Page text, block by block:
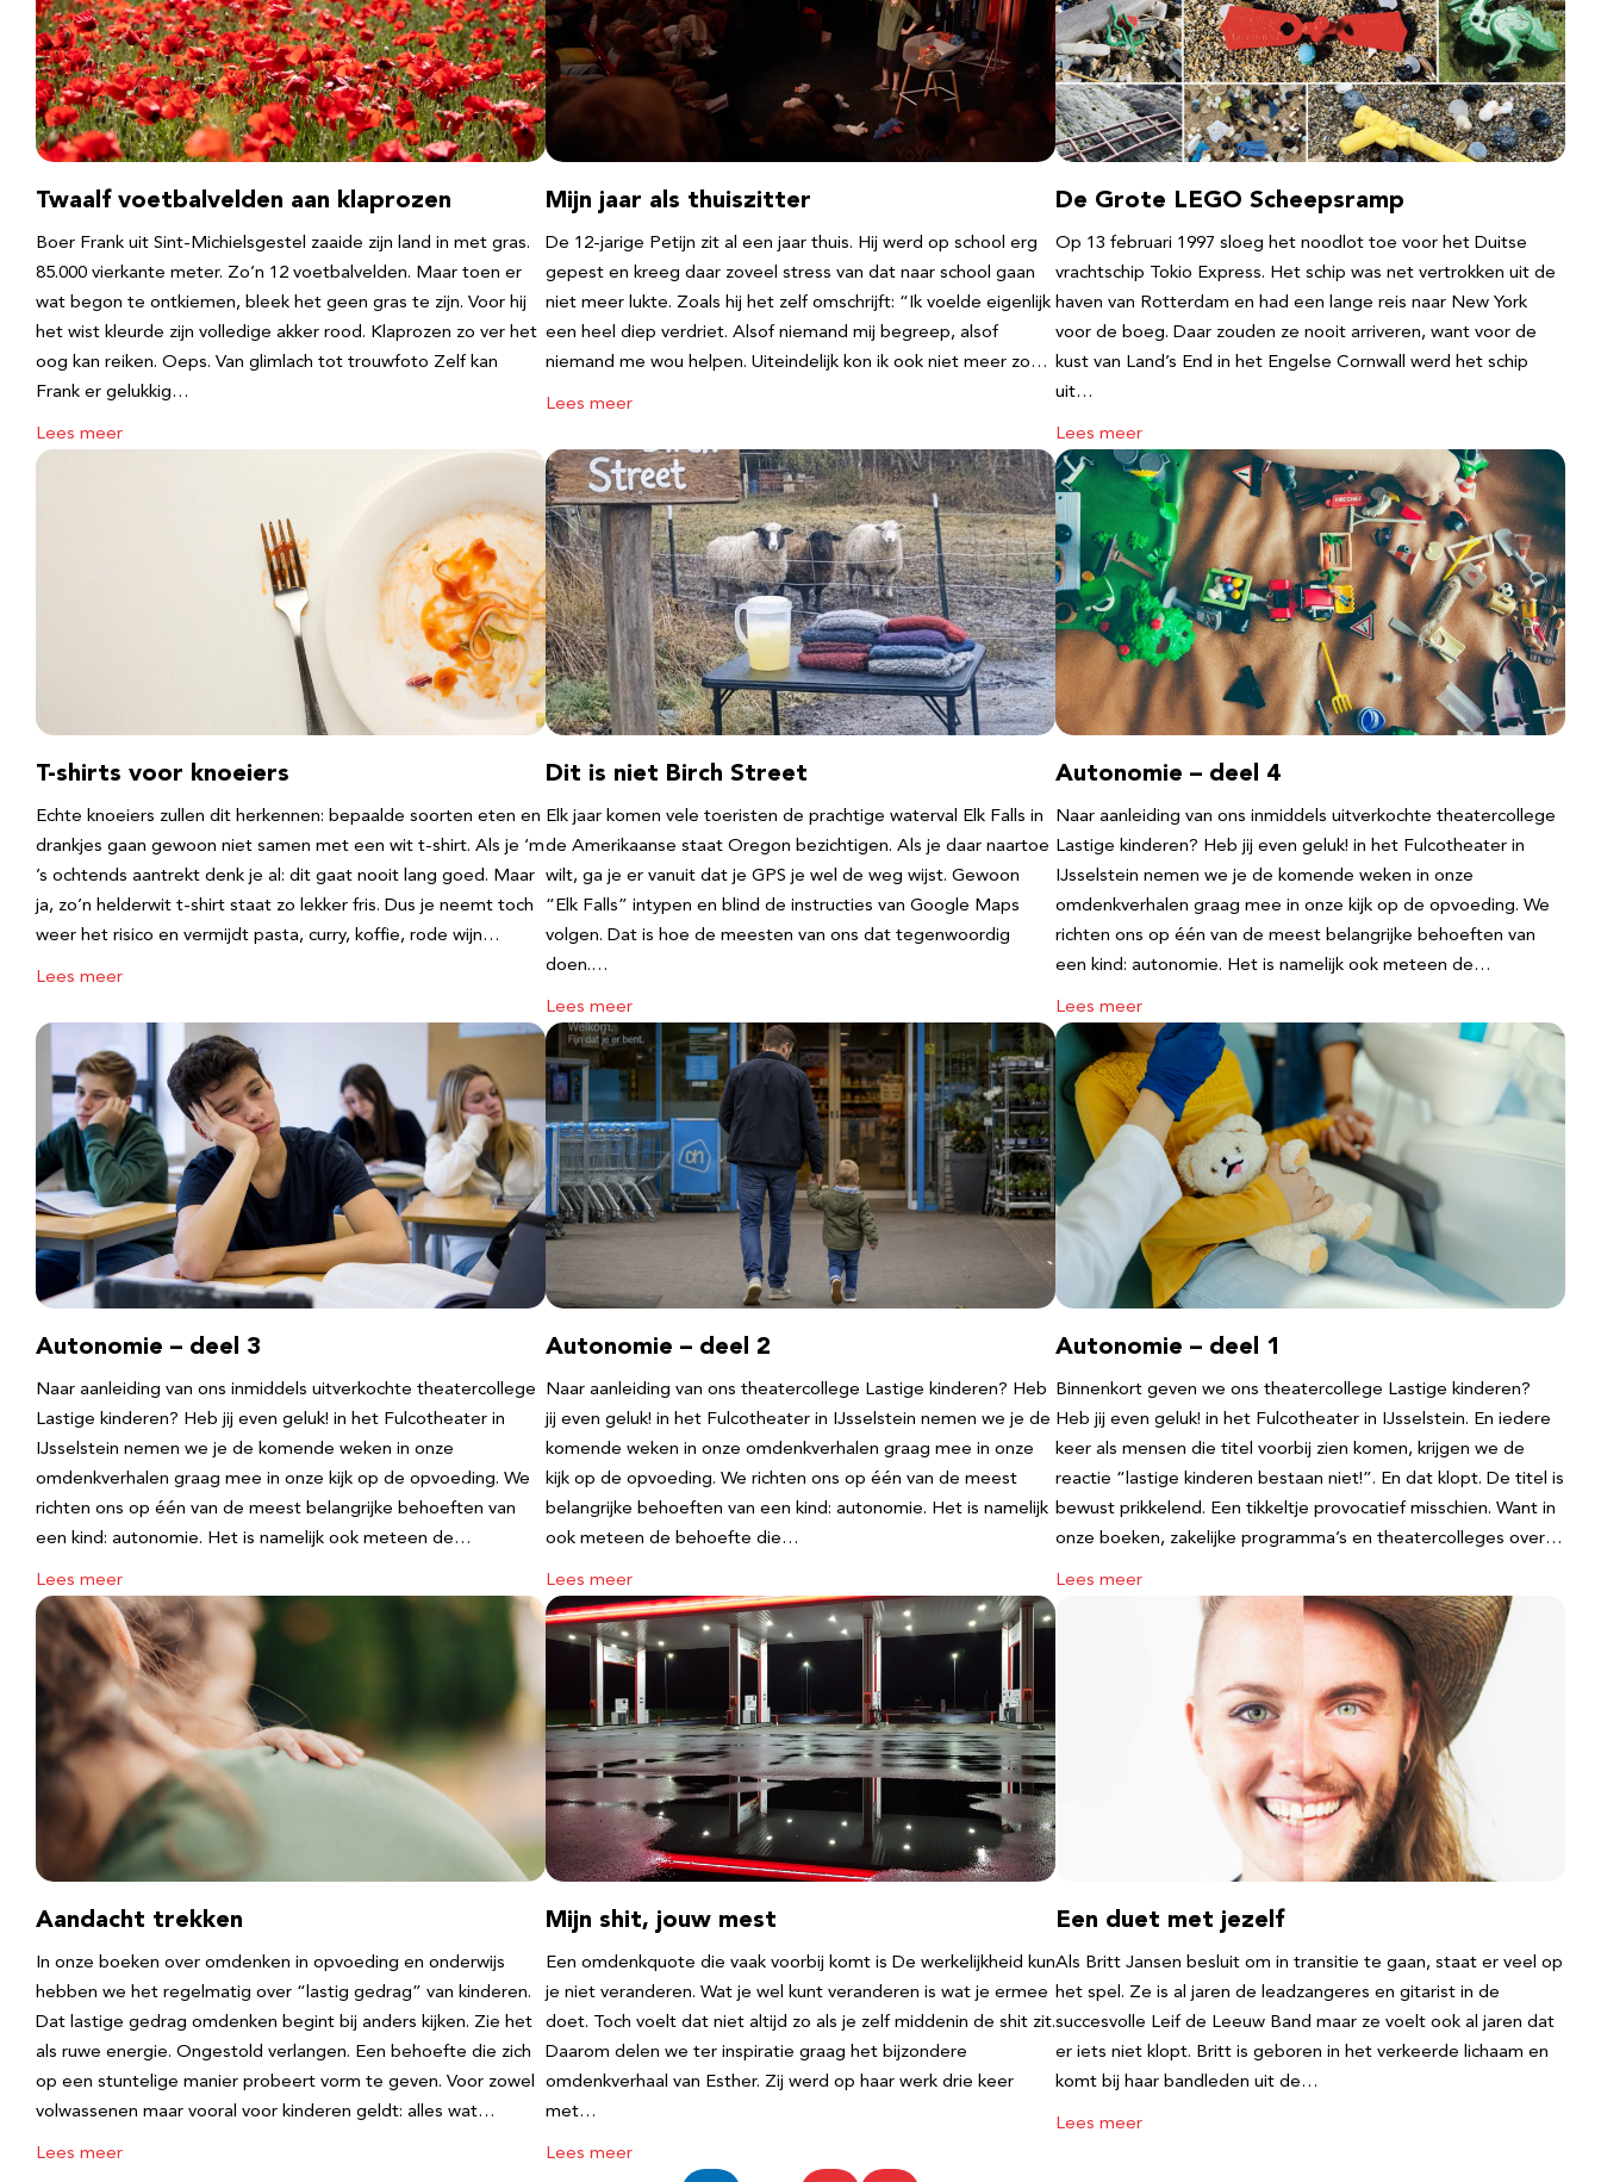
Twaalf voetbalvelden aan klaprozen
Boer Frank uit Sint-Michielsgestel zaaide zijn land in met gras.
85.000 vierkante meter. Zo’n 12 voetbalvelden. Maar toen er
wat begon te ontkiemen, bleek het geen gras te zijn. Voor hij
het wist kleurde zijn volledige akker rood. Klaprozen zo ver het
oog kan reiken. Oeps. Van glimlach tot trouwfoto Zelf kan
Frank er gelukkig…
Lees meer
Mijn jaar als thuiszitter
De 12-jarige Petijn zit al een jaar thuis. Hij werd op school erg
gepest en kreeg daar zoveel stress van dat naar school gaan
niet meer lukte. Zoals hij het zelf omschrijft: “Ik voelde eigenlijk
een heel diep verdriet. Alsof niemand mij begreep, alsof
niemand me wou helpen. Uiteindelijk kon ik ook niet meer zo…
Lees meer
De Grote LEGO Scheepsramp
Op 13 februari 1997 sloeg het noodlot toe voor het Duitse
vrachtschip Tokio Express. Het schip was net vertrokken uit de
haven van Rotterdam en had een lange reis naar New York
voor de boeg. Daar zouden ze nooit arriveren, want voor de
kust van Land’s End in het Engelse Cornwall werd het schip
uit…
Lees meer
T-shirts voor knoeiers
Echte knoeiers zullen dit herkennen: bepaalde soorten eten en
drankjes gaan gewoon niet samen met een wit t-shirt. Als je ‘m
’s ochtends aantrekt denk je al: dit gaat nooit lang goed. Maar
ja, zo’n helderwit t-shirt staat zo lekker fris. Dus je neemt toch
weer het risico en vermijdt pasta, curry, koffie, rode wijn…
Lees meer
Dit is niet Birch Street
Elk jaar komen vele toeristen de prachtige waterval Elk Falls in
de Amerikaanse staat Oregon bezichtigen. Als je daar naartoe
wilt, ga je er vanuit dat je GPS je wel de weg wijst. Gewoon
“Elk Falls” intypen en blind de instructies van Google Maps
volgen. Dat is hoe de meesten van ons dat tegenwoordig
doen.…
Lees meer
Autonomie – deel 4
Naar aanleiding van ons inmiddels uitverkochte theatercollege
Lastige kinderen? Heb jij even geluk! in het Fulcotheater in
IJsselstein nemen we je de komende weken in onze
omdenkverhalen graag mee in onze kijk op de opvoeding. We
richten ons op één van de meest belangrijke behoeften van
een kind: autonomie. Het is namelijk ook meteen de…
Lees meer
Autonomie – deel 3
Naar aanleiding van ons inmiddels uitverkochte theatercollege
Lastige kinderen? Heb jij even geluk! in het Fulcotheater in
IJsselstein nemen we je de komende weken in onze
omdenkverhalen graag mee in onze kijk op de opvoeding. We
richten ons op één van de meest belangrijke behoeften van
een kind: autonomie. Het is namelijk ook meteen de…
Lees meer
Autonomie – deel 2
Naar aanleiding van ons theatercollege Lastige kinderen? Heb
jij even geluk! in het Fulcotheater in IJsselstein nemen we je de
komende weken in onze omdenkverhalen graag mee in onze
kijk op de opvoeding. We richten ons op één van de meest
belangrijke behoeften van een kind: autonomie. Het is namelijk
ook meteen de behoefte die…
Lees meer
Autonomie – deel 1
Binnenkort geven we ons theatercollege Lastige kinderen?
Heb jij even geluk! in het Fulcotheater in IJsselstein. En iedere
keer als mensen die titel voorbij zien komen, krijgen we de
reactie “lastige kinderen bestaan niet!”. En dat klopt. De titel is
bewust prikkelend. Een tikkeltje provocatief misschien. Want in
onze boeken, zakelijke programma’s en theatercolleges over…
Lees meer
Aandacht trekken
In onze boeken over omdenken in opvoeding en onderwijs
hebben we het regelmatig over “lastig gedrag” van kinderen.
Dat lastige gedrag omdenken begint bij anders kijken. Zie het
als ruwe energie. Ongestold verlangen. Een behoefte die zich
op een stuntelige manier probeert vorm te geven. Voor zowel
volwassenen maar vooral voor kinderen geldt: alles wat…
Lees meer
Mijn shit, jouw mest
Een omdenkquote die vaak voorbij komt is De werkelijkheid kun
je niet veranderen. Wat je wel kunt veranderen is wat je ermee
doet. Toch voelt dat niet altijd zo als je zelf middenin de shit zit.
Daarom delen we ter inspiratie graag het bijzondere
omdenkverhaal van Esther. Zij werd op haar werk drie keer
met…
Lees meer
Een duet met jezelf
Als Britt Jansen besluit om in transitie te gaan, staat er veel op
het spel. Ze is al jaren de leadzangeres en gitarist in de
succesvolle Leif de Leeuw Band maar ze voelt ook al jaren dat
er iets niet klopt. Britt is geboren in het verkeerde lichaam en
komt bij haar bandleden uit de…
Lees meer